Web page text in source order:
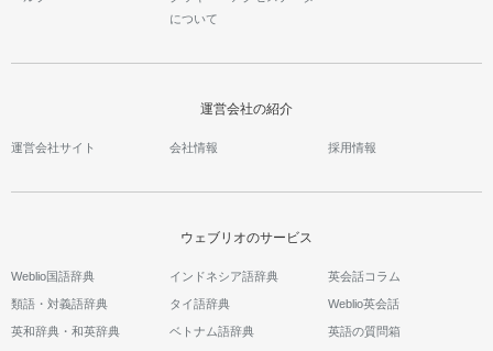
について
運営会社の紹介
運営会社サイト 会社情報 採用情報
ウェブリオのサービス
Weblio国語辞典
類語・対義語辞典
英和辞典・和英辞典
インドネシア語辞典
タイ語辞典
ベトナム語辞典
英会話コラム
Weblio英会話
英語の質問箱